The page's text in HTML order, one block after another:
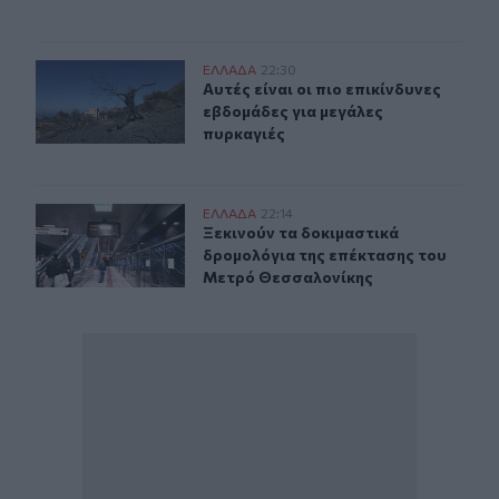
Αυτές είναι οι πιο επικίνδυνες εβδομάδες για μεγάλες
ΕΛΛAΔΑ 22:30
Αυτές είναι οι πιο επικίνδυνες
Αυτές είναι οι πιο επικίνδυνες
εβδομάδες για μεγάλες
πυρκαγιές
Ξεκινούν τα δοκιμαστικά δρομολόγια της επέκτασης
ΕΛΛAΔΑ 22:14
Ξεκινούν τα δοκιμαστικά
Ξεκινούν τα δοκιμαστικά
δρομολόγια της επέκτασης του
Μετρό Θεσσαλονίκης